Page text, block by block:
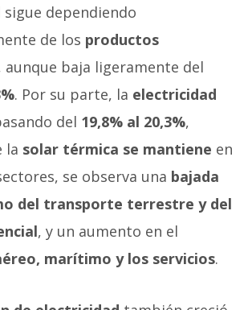
sigue dependiendo
de los productos
aunque baja ligeramente del
. Por su parte, la electricidad
del 19,8% al 20,3%,
la solar térmica se mantiene en
se observa una bajada
del transporte terrestre y del
, y un aumento en el
marítimo y los servicios.